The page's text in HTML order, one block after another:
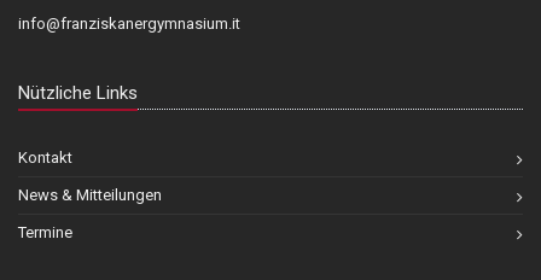
info@franziskanergymnasium.it
Nützliche Links
Kontakt
News & Mitteilungen
Termine